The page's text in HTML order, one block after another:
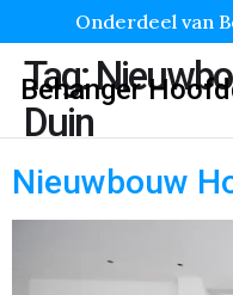
Onderdeel van
Behanger
Tag:
Duin
Nieuwbouw